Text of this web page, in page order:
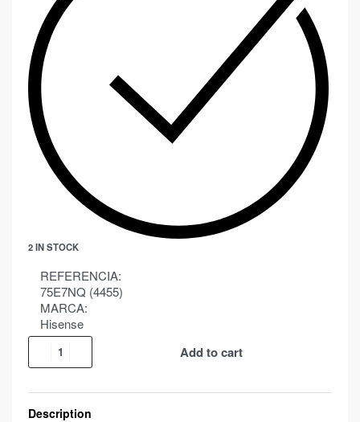
2 IN STOCK
REFERENCIA:
75E7NQ (4455)
MARCA:
Hisense
Add to cart
Description